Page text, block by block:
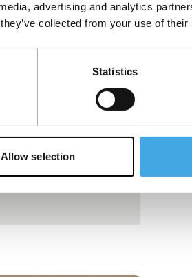
advertising and analytics
collected from your use of
Statistics
Allow selection